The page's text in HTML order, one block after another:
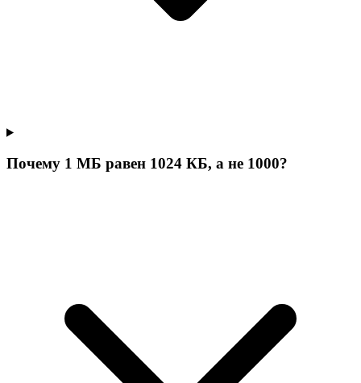
Почему 1 МБ равен 1024 КБ, а не 1000?